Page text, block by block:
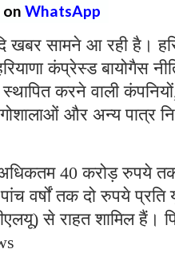
WhatsApp
खबर सामने आ रही है।
कंप्रेस्ड बायोगैस
करने वाली
और अन्य पात्र
अधिकतम 40 करोड़ रुपये
वर्षों तक दो रुपये प्रति
से राहत शामिल हैं।